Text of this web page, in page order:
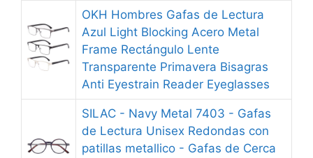
OKH Hombres Gafas de Lectura
Azul Light Blocking Acero Metal
Frame Rectángulo Lente
Transparente Primavera Bisagras
Anti Eyestrain Reader Eyeglasses
SILAC - Navy Metal 7403 - Gafas
de Lectura Unisex Redondas con
patillas metallico - Gafas de Cerca